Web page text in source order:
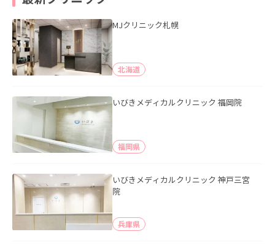
MJクリニック札幌
北海道
いびきメディカルクリニック 福岡院
福岡県
いびきメディカルクリニック 神戸三宮
院
兵庫県